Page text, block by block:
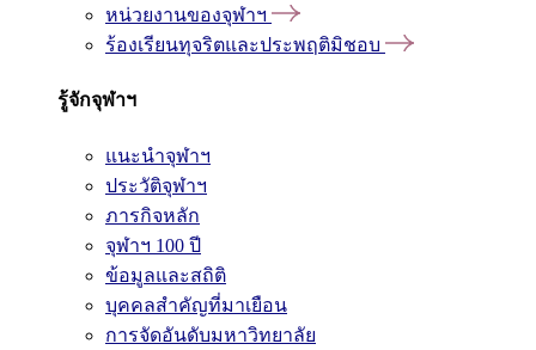
หน่วยงานของจุฬาฯ
ร้องเรียนทุจริตและประพฤติมิชอบ
รู้จักจุฬาฯ
แนะนำจุฬาฯ
ประวัติจุฬาฯ
ภารกิจหลัก
จุฬาฯ 100 ปี
ข้อมูลและสถิติ
บุคคลสำคัญที่มาเยือน
การจัดอันดับมหาวิทยาลัย